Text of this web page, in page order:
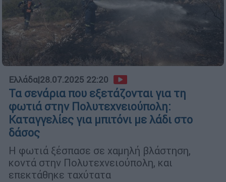
Ελλάδα|28.07.2025 22:20
Τα σενάρια που εξετάζονται για τη
φωτιά στην Πολυτεχνειούπολη:
Καταγγελίες για μπιτόνι με λάδι στο
δάσος
Η φωτιά ξέσπασε σε χαμηλή βλάστηση,
κοντά στην Πολυτεχνειούπολη, και
επεκτάθηκε ταχύτατα